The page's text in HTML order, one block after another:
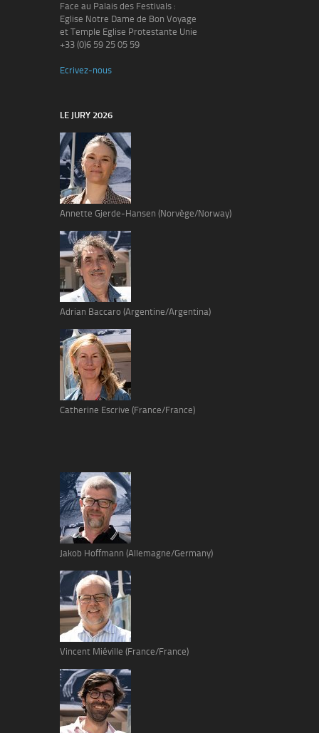
Face au Palais des Festivals :
Eglise Notre Dame de Bon Voyage
et Temple Eglise Protestante Unie
+33 (0)6 59 25 05 59
Ecrivez-nous
LE JURY 2026
Annette Gjerde-Hansen (Norvège/Norway)
Adrian Baccaro (Argentine/Argentina)
Catherine Escrive (France/France)
Jakob Hoffmann (Allemagne/Germany)
Vincent Miéville (France/France)